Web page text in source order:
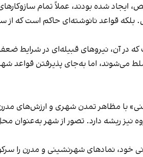
ایجاد شده بودند، عملاً تمام
قواعد نانوشته‌ای حاکم است که از
که در آن، نیروهای قبیله‌ای در
می‌شوند، اما به‌جای پذیرفتن قواعد
با مظاهر تمدن شهری و ارزش‌های
نیز ریشه دارد. تصور از شهر به‌عنوان
گروه در اولین گام‌های حکمرانی خود، نمادهای